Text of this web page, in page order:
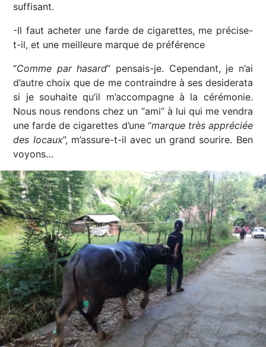
suffisant.
-Il faut acheter une farde de cigarettes, me précise-
t-il, et une meilleure marque de préférence
“Comme par hasard” pensais-je. Cependant, je n’ai
d’autre choix que de me contraindre à ses desiderata
si je souhaite qu’il m’accompagne à la cérémonie.
Nous nous rendons chez un “ami” à lui qui me vendra
une farde de cigarettes d’une “marque très appréciée
des locaux”, m’assure-t-il avec un grand sourire. Ben
voyons…